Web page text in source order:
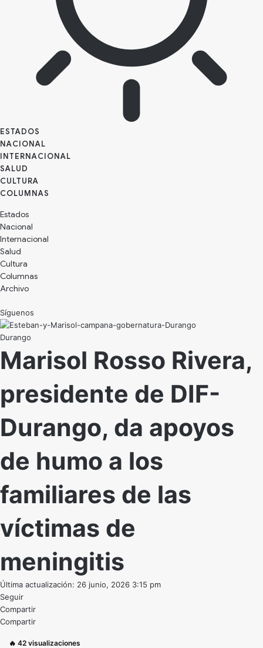
ESTADOS
NACIONAL
INTERNACIONAL
SALUD
CULTURA
Estados
Nacional
Internacional
Salud
Cultura
Archivo
Síguenos
Durango
Marisol Rosso Rivera,
presidente de DIF-
Durango, da apoyos
de humo a los
familiares de las
víctimas de
meningitis
Última actualización: 26 junio, 2026 3:15 pm
Seguir
Compartir
Compartir
🔥 42 visualizaciones